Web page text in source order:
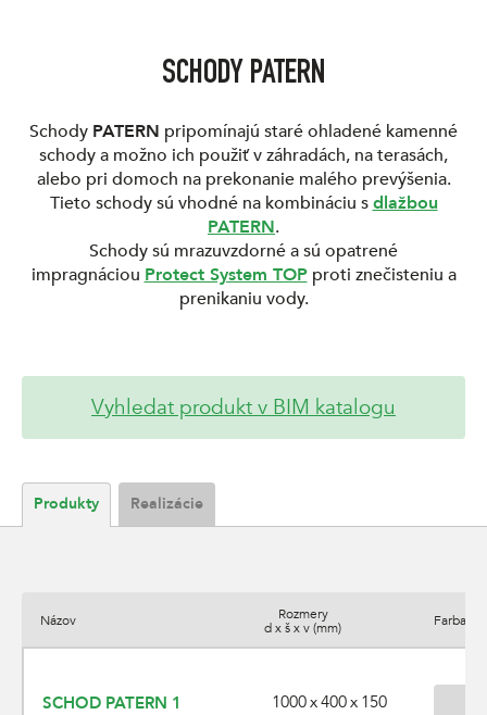
SCHODY PATERN
Schody PATERN pripomínajú staré ohladené kamenné
schody a možno ich použiť v záhradách, na terasách,
alebo pri domoch na prekonanie malého prevýšenia.
Tieto schody sú vhodné na kombináciu sdlažbou
PATERN.
Schody sú mrazuvzdorné a sú opatrené
impragnáciou Protect System TOPproti znečisteniu a
prenikaniu vody.
Vyhledat produkt v BIM katalogu
Produkty Realizácie
Názov
Rozmery
d x š x v (mm)
Farba/
SCHOD PATERN 1 1000 x 400 x 150